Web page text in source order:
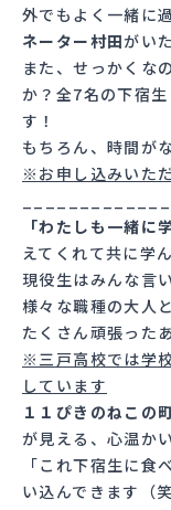
外でもよく一緒に
ネーター村田がい
また、せっかくな
か？全7名の下宿
す！
もちろん、時間が
※お申し込みいた
「わたしも一緒に
えてくれて共に学
現役生はみんな言い
様々な職種の大人
たくさん頑張った
※三戸高校では学
しています
１１ぴきのねこの
が見える、心温か
「これ下宿生に食
い込んできます（笑